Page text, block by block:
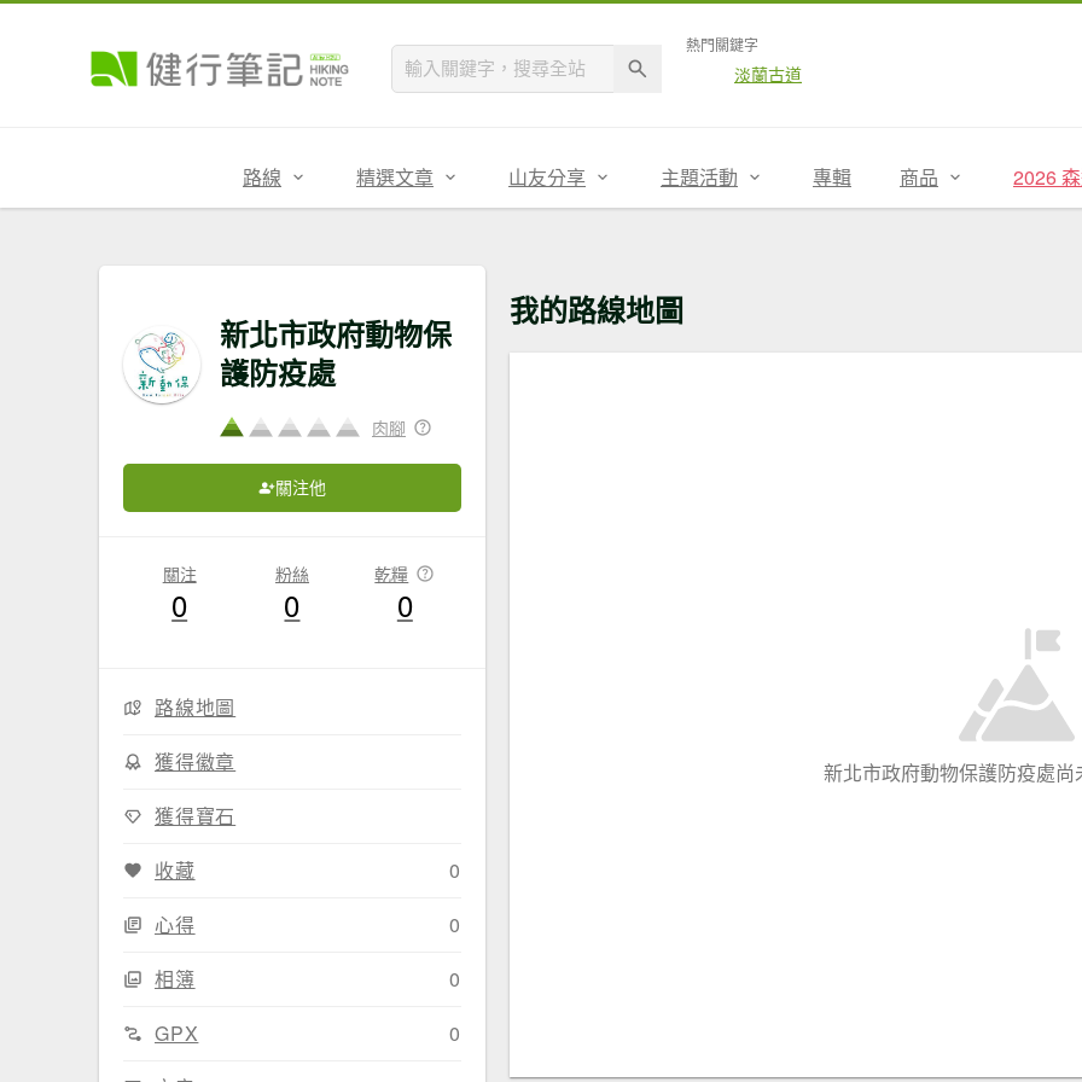
熱門關鍵字
淡蘭古道
路線 精選文章 山友分享 主題活動 專輯 商品 2026
新北市政府動物保
護防疫處
肉腳
關注他
關注
0
粉絲
0
乾糧
0
路線地圖
獲得徽章
獲得寶石
收藏
0
心得
0
相簿
0
GPX
0
我的路線地圖
新北市政府動物保護防疫處尚